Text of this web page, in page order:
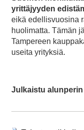
yrittäjyyden
eikä edellisvuosina
huolimatta. Tämän
Tampereen
useita yrityksiä.
Julkaistu alunperin